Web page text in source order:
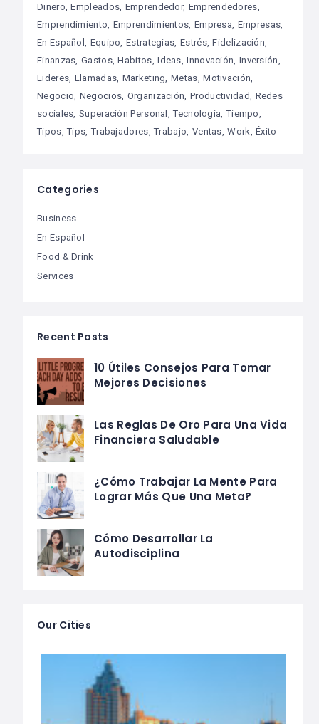
Dinero Empleados Emprendedor Emprendedores
Emprendimiento Emprendimientos Empresa Empresas
En Español Equipo Estrategias Estrés Fidelización
Finanzas Gastos Habitos Ideas Innovación Inversión
Lideres Llamadas Marketing Metas Motivación
Negocio Negocios Organización Productividad Redes
sociales Superación Personal Tecnología Tiempo
Tipos Tips Trabajadores Trabajo Ventas Work Éxito
Categories
Business
En Español
Food & Drink
Services
Recent Posts
10 Útiles Consejos Para Tomar
Mejores Decisiones
Las Reglas De Oro Para Una Vida
Financiera Saludable
¿Cómo Trabajar La Mente Para
Lograr Más Que Una Meta?
Cómo Desarrollar La
Autodisciplina
Our Cities